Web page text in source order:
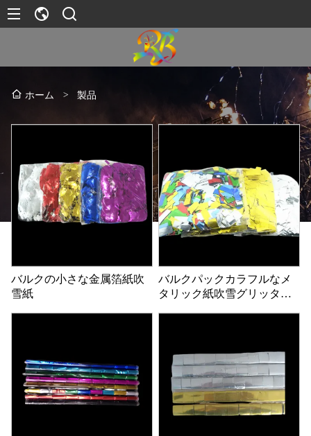
ホーム > 製品
バルクの小さな金属箔紙吹
雪紙
バルクパックカラフルなメ
タリック紙吹雪グリッター